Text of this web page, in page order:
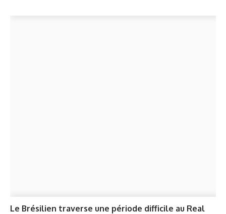
Le Brésilien traverse une période difficile au Real